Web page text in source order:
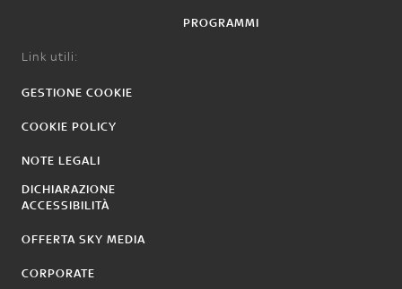
PROGRAMMI
Link utili:
GESTIONE COOKIE
COOKIE POLICY
NOTE LEGALI
DICHIARAZIONE
ACCESSIBILITÀ
OFFERTA SKY MEDIA
CORPORATE